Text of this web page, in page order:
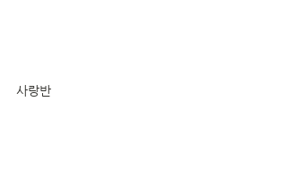
사랑반